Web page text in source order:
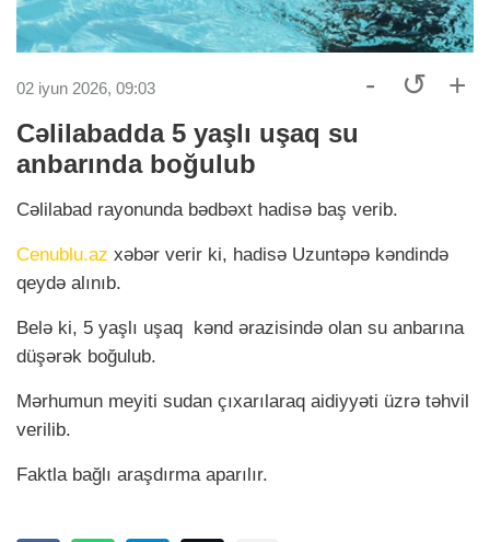
02 iyun 2026, 09:03 - ↺ +
Cəlilabadda 5 yaşlı uşaq su
anbarında boğulub
Cəlilabad rayonunda bədbəxt hadisə baş verib.
Cenublu.az xəbər verir ki, hadisə Uzuntəpə kəndində
qeydə alınıb.
Belə ki, 5 yaşlı uşaq kənd ərazisində olan su anbarına
düşərək boğulub.
Mərhumun meyiti sudan çıxarılaraq aidiyyəti üzrə təhvil
verilib.
Faktla bağlı araşdırma aparılır.